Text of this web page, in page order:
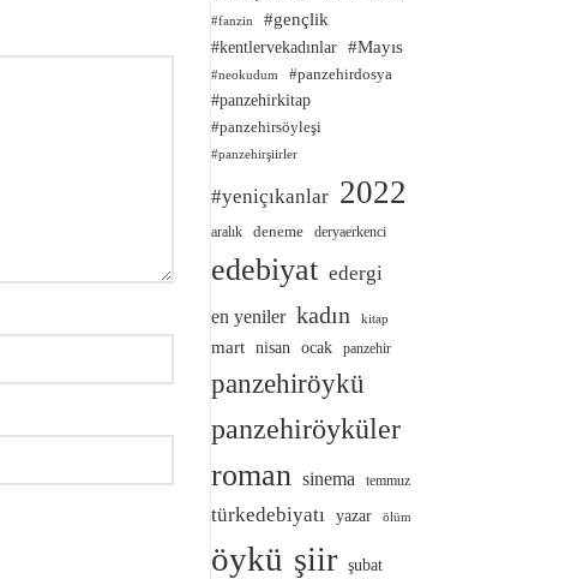
#fanzin
#gençlik
#kentlervekadınlar #Mayıs
#neokudum
#panzehirdosya
#panzehirkitap
#panzehirsöyleşi
#panzehirşiirler
#yeniçıkanlar 2022
aralık deneme deryaerkenci
edebiyat edergi
en yeniler kadın kitap
mart nisan ocak panzehir
panzehiröykü
panzehiröyküler
roman sinema temmuz
türkedebiyatı yazar ölüm
öykü şiir şubat